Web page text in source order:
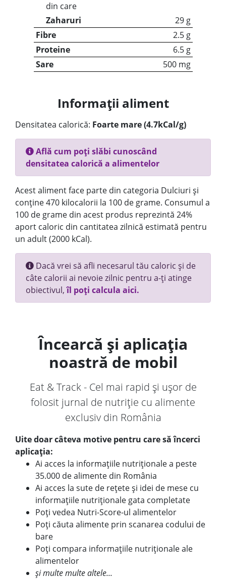
din care
Zaharuri
29 g
Fibre
2.5 g
Proteine
6.5 g
Sare
500 mg
Informații aliment
Densitatea calorică: Foarte mare (4.7kCal/g)
Află cum poți slăbi cunoscând
densitatea calorică a alimentelor
Acest aliment face parte din categoria Dulciuri și
conține 470 kilocalorii la 100 de grame. Consumul a
100 de grame din acest produs reprezintă 24%
aport caloric din cantitatea zilnică estimată pentru
un adult (2000 kCal).
Dacă vrei să afli necesarul tău caloric și de
câte calorii ai nevoie zilnic pentru a-ți atinge
obiectivul,îl poți calcula aici.
Încearcă și aplicația
noastră de mobil
Eat & Track - Cel mai rapid și ușor de
folosit jurnal de nutriție cu alimente
exclusiv din România
Uite doar câteva motive pentru care să încerci
aplicația:
Ai acces la informațiile nutriționale a peste
35.000 de alimente din România
Ai acces la sute de rețete și idei de mese cu
informațiile nutriționale gata completate
Poți vedea Nutri-Score-ul alimentelor
Poți căuta alimente prin scanarea codului de
bare
Poți compara informațiile nutriționale ale
alimentelor
și multe multe altele...